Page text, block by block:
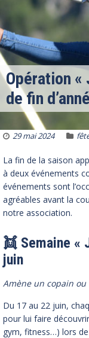
Opération «
de fin
29 mai 2024
La fin de la saison
à deux événements
événements sont
agréables avant la
notre association.
👯 Semaine «
juin
Amène un copain
Du 17 au 22 juin,
pour lui faire
gym, fitness…) lors de